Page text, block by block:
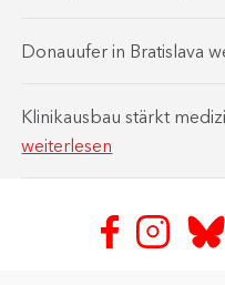
Donauufer in Bratislava
Klinikausbau stärkt
weiterlesen